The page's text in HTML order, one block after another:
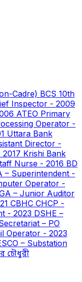
Cadre) BCS 10th
Inspector - 2009
ATEO Primary
Operator -
Uttara Bank
Director -
Krishi Bank
Nurse - 2016 BD
– Superintendent -
Operator -
– Junior Auditor
CBHC CHCP -
- 2023 DSHE –
– PO
Operator - 2023
– Substation
চৌধুরী